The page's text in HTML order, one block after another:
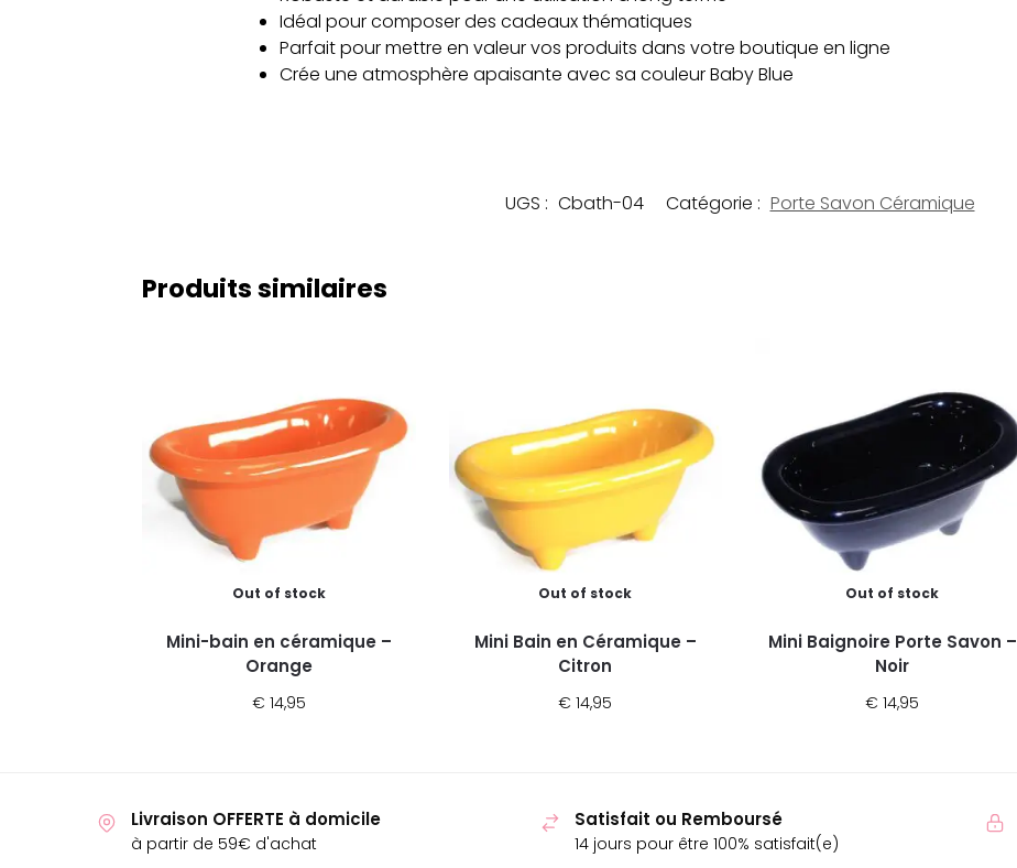
Idéal pour composer des cadeaux thématiques
Parfait pour mettre en valeur vos produits dans votre boutique en ligne
Crée une atmosphère apaisante avec sa couleur Baby Blue
UGS : Cbath-04 Catégorie : Porte Savon Céramique
Produits similaires
Out of stock
Mini-bain en céramique –
Orange
€ 14,95
Out of stock
Mini Bain en Céramique –
Citron
€ 14,95
Out of stock
Mini Baignoire Porte Savon –
Noir
€ 14,95
Livraison OFFERTE à domicile
à partir de 59€ d'achat
Satisfait ou Remboursé
14 jours pour être 100% satisfait(e)